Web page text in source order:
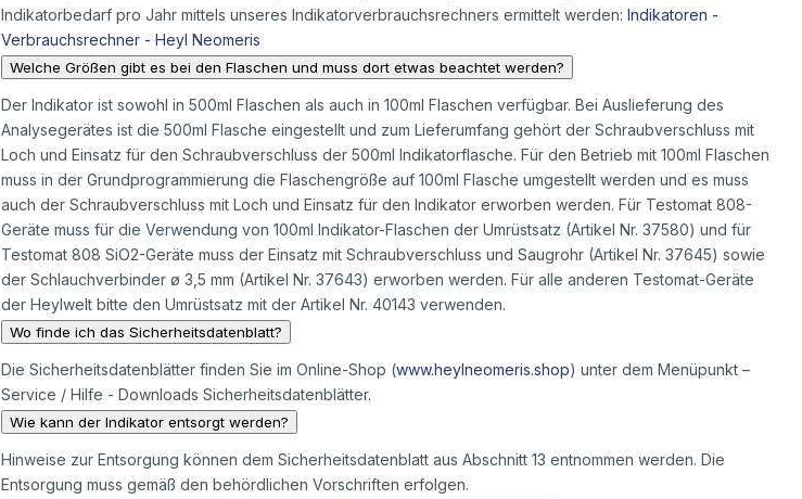
Indikatorbedarf pro Jahr mittels unseres Indikatorverbrauchsrechners ermittelt werden: Indikatoren -
Verbrauchsrechner - Heyl Neomeris
Welche Größen gibt es bei den Flaschen und muss dort etwas beachtet werden?
Der Indikator ist sowohl in 500ml Flaschen als auch in 100ml Flaschen verfügbar. Bei Auslieferung des
Analysegerätes ist die 500ml Flasche eingestellt und zum Lieferumfang gehört der Schraubverschluss mit
Loch und Einsatz für den Schraubverschluss der 500ml Indikatorflasche. Für den Betrieb mit 100ml Flaschen
muss in der Grundprogrammierung die Flaschengröße auf 100ml Flasche umgestellt werden und es muss
auch der Schraubverschluss mit Loch und Einsatz für den Indikator erworben werden. Für Testomat 808-
Geräte muss für die Verwendung von 100ml Indikator-Flaschen der Umrüstsatz (Artikel Nr. 37580) und für
Testomat 808 SiO2-Geräte muss der Einsatz mit Schraubverschluss und Saugrohr (Artikel Nr. 37645) sowie
der Schlauchverbinder ø 3,5 mm (Artikel Nr. 37643) erworben werden. Für alle anderen Testomat-Geräte
der Heylwelt bitte den Umrüstsatz mit der Artikel Nr. 40143 verwenden.
Wo finde ich das Sicherheitsdatenblatt?
Die Sicherheitsdatenblätter finden Sie im Online-Shop (www.heylneomeris.shop) unter dem Menüpunkt –
Service / Hilfe - Downloads Sicherheitsdatenblätter.
Wie kann der Indikator entsorgt werden?
Hinweise zur Entsorgung können dem Sicherheitsdatenblatt aus Abschnitt 13 entnommen werden. Die
Entsorgung muss gemäß den behördlichen Vorschriften erfolgen.